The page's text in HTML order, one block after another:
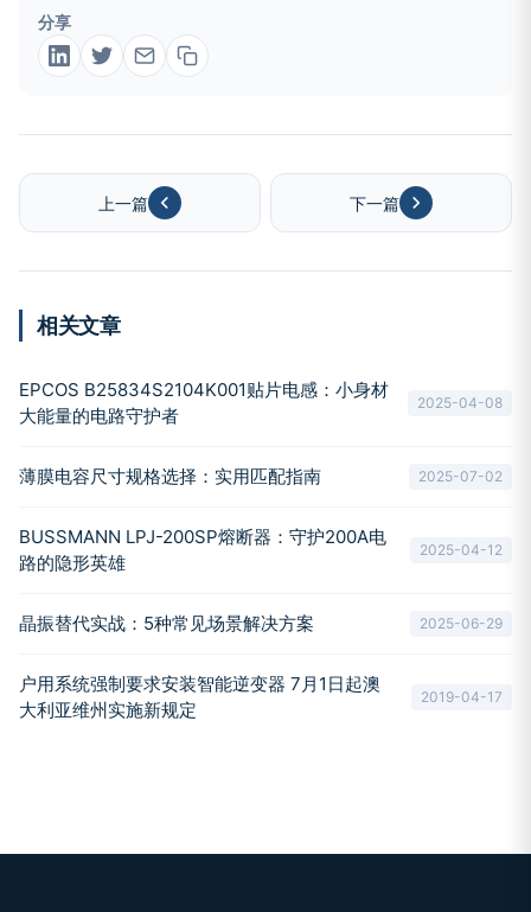
分享
上一篇 下一篇
相关文章
EPCOS B25834S2104K001贴片电感：小身材
大能量的电路守护者
2025-04-08
薄膜电容尺寸规格选择：实用匹配指南 2025-07-02
BUSSMANN LPJ-200SP熔断器：守护200A电
路的隐形英雄
2025-04-12
晶振替代实战：5种常见场景解决方案 2025-06-29
户用系统强制要求安装智能逆变器 7月1日起澳
大利亚维州实施新规定
2019-04-17